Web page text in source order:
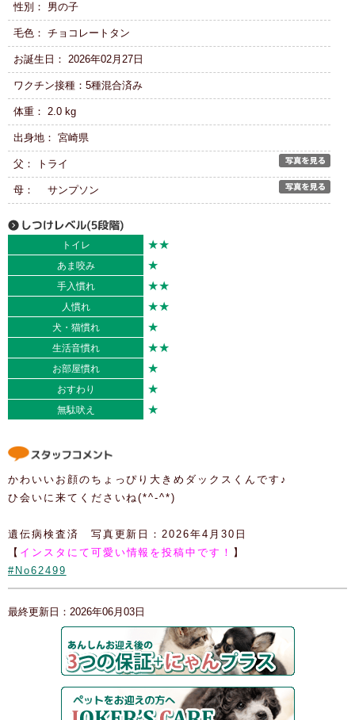
性別： 男の子
毛色： チョコレートタン
お誕生日： 2026年02月27日
ワクチン接種：5種混合済み
体重： 2.0 kg
出身地： 宮崎県
父： トライ
母： サンプソン
トイレ ★★
あま咬み ★
手入慣れ ★★
人慣れ ★★
犬・猫慣れ ★
生活音慣れ ★★
お部屋慣れ ★
おすわり ★
無駄吠え ★
かわいいお顔のちょっぴり大きめダックスくんです♪
ひ会いに来てくださいね(*^-^*)
遺伝病検査済 写真更新日：2026年4月30日
【 インスタにて可愛い情報を投稿中です！ 】
#No62499
最終更新日：2026年06月03日